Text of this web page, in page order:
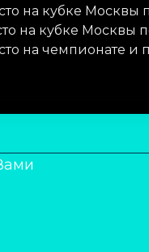
на кубке Москвы
на кубке Москвы
на чемпионате и